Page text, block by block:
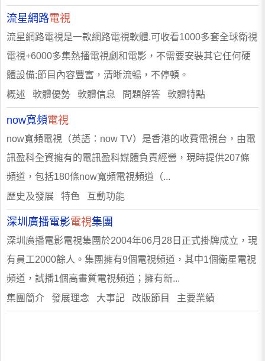
流星網路電視
流星網路電視是一款網路電視軟體.可收看1000多套全球衛視
電視+6000多集熱播電視劇和電影，不需要安裝其它任何硬
體設備;節目內容豐富，清晰流暢，不停頓。
概述 軟體優勢 軟體信息 問題解答 軟體特點
now寬頻電視
now寬頻電視（英語：now TV）是香港的收費電視台，由電
訊盈科全資擁有的電訊盈科媒體負責經營，現時提供207條
頻道，包括180條now寬頻電視頻道（...
歷史及發展 特色 互動功能
深圳廣播電影電視集團
深圳廣播電影電視集團於2004年06月28日正式掛牌成立，現
有員工2000餘人。集團擁有9個電視頻道，其中1個衛星電視
頻道，試播1個高畫質電視頻道；擁有新...
集團簡介 發展理念 大事記 改版節目 主要業績